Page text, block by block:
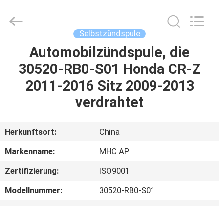
HEIM
PRODUKTE
UNS
AUSFLUG
Parts
Limited.
Selbstzündspule
Automobilzündspule, die
30520-RB0-S01 Honda CR-Z
2011-2016 Sitz 2009-2013
verdrahtet
Herkunftsort:
China
Markenname:
MHC AP
Zertifizierung:
ISO9001
Modellnummer:
30520-RB0-S01